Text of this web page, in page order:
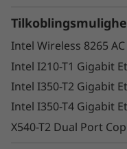
Intel Wireless 8265
Intel I210-T1 Gigabit
Intel I350-T2 Gigabit
Intel I350-T4 Gigabit
X540-T2 Dual Port